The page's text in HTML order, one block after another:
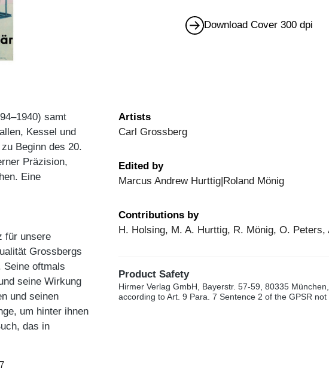
Download Cover 300 dpi
samt
Kessel und
Beginn des 20.
Präzision,
Eine
für unsere
Grossbergs
Seine oftmals
seine Wirkung
und seinen
um hinter ihnen
das in
Artists
Carl Grossberg
Edited by
Marcus Andrew Hurttig|Roland Mönig
Contributions by
H. Holsing, M. A. Hurttig, R. Mönig, O. Peters,
Product Safety
Hirmer Verlag GmbH, Bayerstr. 57-59, 80335
according to Art. 9 Para. 7 Sentence 2 of the GPSR not